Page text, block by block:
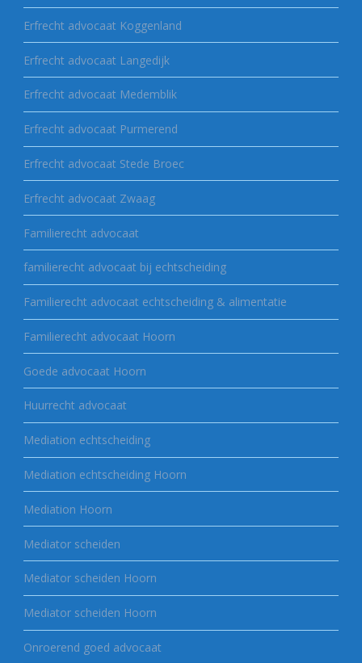
Erfrecht advocaat Koggenland
Erfrecht advocaat Langedijk
Erfrecht advocaat Medemblik
Erfrecht advocaat Purmerend
Erfrecht advocaat Stede Broec
Erfrecht advocaat Zwaag
Familierecht advocaat
familierecht advocaat bij echtscheiding
Familierecht advocaat echtscheiding & alimentatie
Familierecht advocaat Hoorn
Goede advocaat Hoorn
Huurrecht advocaat
Mediation echtscheiding
Mediation echtscheiding Hoorn
Mediation Hoorn
Mediator scheiden
Mediator scheiden Hoorn
Mediator scheiden Hoorn
Onroerend goed advocaat